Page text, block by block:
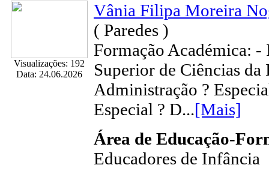
Visualizações: 192
Data: 24.06.2026
Vânia Filipa Moreira
( Paredes )
Formação Académica:
Superior de Ciências da
Administração ?
Especial ? D...[Mais]
Área de Educação-
Educadores de Infância